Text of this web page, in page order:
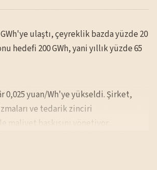
ulaştı, çeyreklik bazda yüzde 20
hedefi 200 GWh, yani yıllık yüzde 65
0,025 yuan/Wh'ye yükseldi. Şirket,
ve tedarik zinciri
maliyet baskısını yönetiyor.